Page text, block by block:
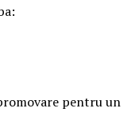
pentru un